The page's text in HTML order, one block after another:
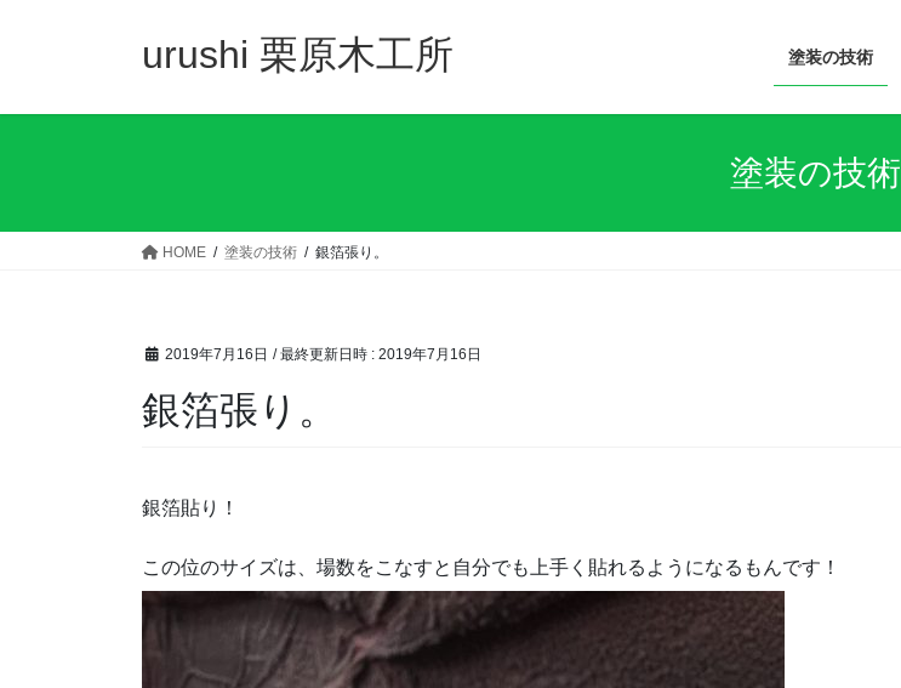
urushi 栗原木工所 塗装の技術
塗装の技術
HOME 塗装の技術 銀箔張り。
2019年7月16日 / 最終更新日時 : 2019年7月16日
銀箔張り。
銀箔貼り！
この位のサイズは、場数をこなすと自分でも上手く貼れるようになるもんです！